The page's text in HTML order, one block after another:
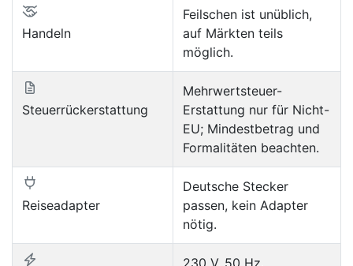
Handeln
Feilschen ist unüblich,
auf Märkten teils
möglich.
Steuerrückerstattung
Mehrwertsteuer-
Erstattung nur für Nicht-
EU; Mindestbetrag und
Formalitäten beachten.
Reiseadapter
Deutsche Stecker
passen, kein Adapter
nötig.
230 V, 50 Hz.